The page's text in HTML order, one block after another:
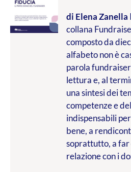
di Elena Zanella
collana
composto da
alfabeto non è
parola
lettura e, al
una sintesi dei
competenze e
indispensabili
bene, a
soprattutto, a far
relazione con i